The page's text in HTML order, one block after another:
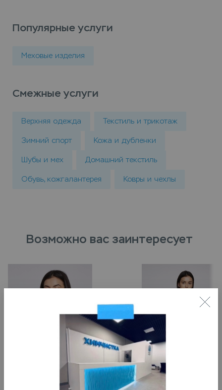
пунктах приема Leda, или закажите химчистку с
доставит их чистыми.
Популярные услуги
Меховые изделия
Смежные услуги
Верхняя одежда Текстиль и трикотаж
Зимний спорт Кожа и дубленки
Шубы и мех Домашний текстиль
Обувь, кожгалантерея Ковры и чехлы
Возможно вас заинтересует